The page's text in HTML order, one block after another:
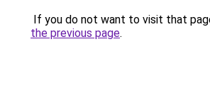
If you do not want to visit that
the previous page.